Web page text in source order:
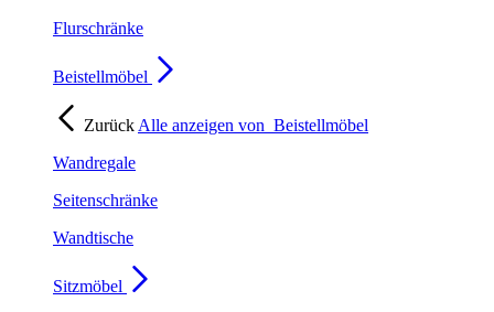
Flurschränke
Beistellmöbel
Zurück Alle anzeigen von Beistellmöbel
Wandregale
Seitenschränke
Wandtische
Sitzmöbel